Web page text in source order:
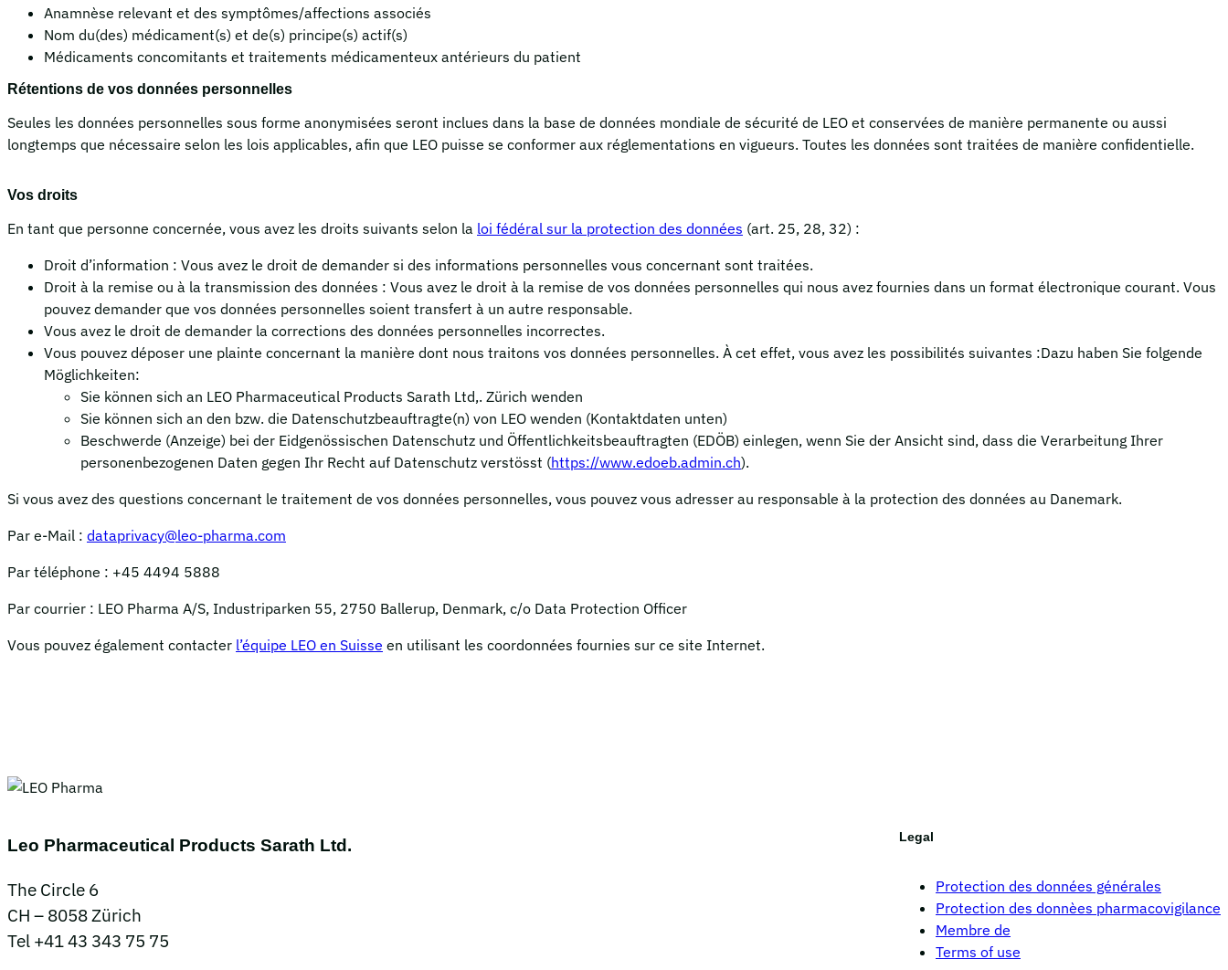
Anamnèse relevant et des symptômes/affections associés
Nom du(des) médicament(s) et de(s) principe(s) actif(s)
Médicaments concomitants et traitements médicamenteux antérieurs du patient
Rétentions de vos données personnelles
Seules les données personnelles sous forme anonymisées seront inclues dans la base de données mondiale de sécurité de LEO et conservées de manière permanente ou aussi
longtemps que nécessaire selon les lois applicables, afin que LEO puisse se conformer aux réglementations en vigueurs. Toutes les données sont traitées de manière confidentielle.
Vos droits
En tant que personne concernée, vous avez les droits suivants selon la loi fédéral sur la protection des données (art. 25, 28, 32) :
Droit d’information : Vous avez le droit de demander si des informations personnelles vous concernant sont traitées.
Droit à la remise ou à la transmission des données : Vous avez le droit à la remise de vos données personnelles qui nous avez fournies dans un format électronique courant. Vous
pouvez demander que vos données personnelles soient transfert à un autre responsable.
Vous avez le droit de demander la corrections des données personnelles incorrectes.
Vous pouvez déposer une plainte concernant la manière dont nous traitons vos données personnelles. À cet effet, vous avez les possibilités suivantes :Dazu haben Sie folgende
Möglichkeiten:
Sie können sich an LEO Pharmaceutical Products Sarath Ltd,. Zürich wenden
Sie können sich an den bzw. die Datenschutzbeauftragte(n) von LEO wenden (Kontaktdaten unten)
Beschwerde (Anzeige) bei der Eidgenössischen Datenschutz und Öffentlichkeitsbeauftragten (EDÖB) einlegen, wenn Sie der Ansicht sind, dass die Verarbeitung Ihrer
personenbezogenen Daten gegen Ihr Recht auf Datenschutz verstösst (https://www.edoeb.admin.ch).
Si vous avez des questions concernant le traitement de vos données personnelles, vous pouvez vous adresser au responsable à la protection des données au Danemark.
Par e-Mail : dataprivacy@leo-pharma.com
Par téléphone : +45 4494 5888
Par courrier : LEO Pharma A/S, Industriparken 55, 2750 Ballerup, Denmark, c/o Data Protection Officer
Vous pouvez également contacter l’équipe LEO en Suisse en utilisant les coordonnées fournies sur ce site Internet.
Leo Pharmaceutical Products Sarath Ltd.
The Circle 6
CH – 8058 Zürich
Tel +41 43 343 75 75
Legal
Protection des données générales
Protection des donnèes pharmacovigilance
Membre de
Terms of use